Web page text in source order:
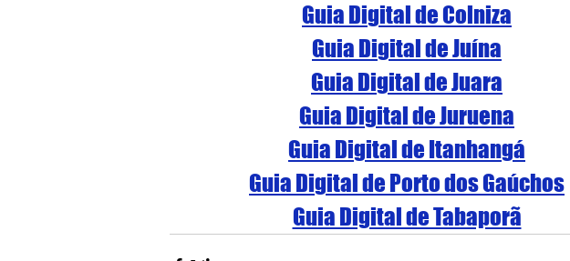
Guia Digital de Colniza
Guia Digital de Juína
Guia Digital de Juara
Guia Digital de Juruena
Guia Digital de Itanhangá
Guia Digital de Porto dos Gaúchos
Guia Digital de Tabaporã